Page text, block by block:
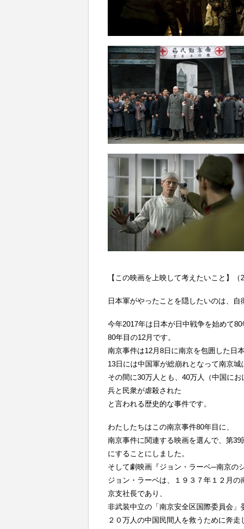
【この映画を上映して考えたいこと】（
日本軍がやったことを隠したいのは、
今年2017年は日本が日中戦争を始めて
80年目の12月です。
南京事件は12月8日に南京を包囲した日
13日には中国軍が総崩れとなって南京城
その間に30万人とも、40万人（中国に
兵と民衆が虐殺された
と言われる歴史的な事件です。
わたしたちはこの南京事件80年目に、
南京事件に関連する映画を選んで、第
にすることにしました。
そして劇映画『ジョン・ラーベ─南京の
ジョン・ラーベは、１９３７年１２月
京支社長であり、
非武装中立の「南京安全区国際委員会」
２０万人の中国民間人を救うために奔走